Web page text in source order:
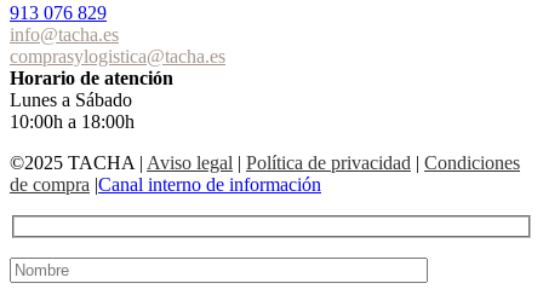
913 076 829
info@tacha.es
comprasylogistica@tacha.es
Horario de atención
Lunes a Sábado
10:00h a 18:00h
©2025 TACHA | Aviso legal | Política de privacidad | Condiciones
de compra |Canal interno de información